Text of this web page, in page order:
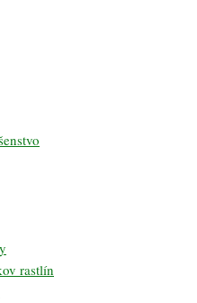
rastlín